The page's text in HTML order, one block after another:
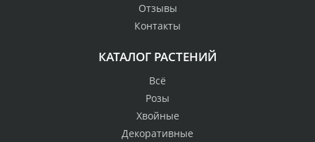
Отзывы
Контакты
КАТАЛОГ РАСТЕНИЙ
Всё
Розы
Хвойные
Декоративные